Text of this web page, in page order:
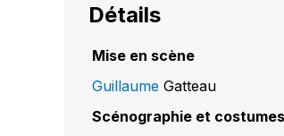
Détails
Mise en scène
GuillaumeGatteau
Scénographie et costumes